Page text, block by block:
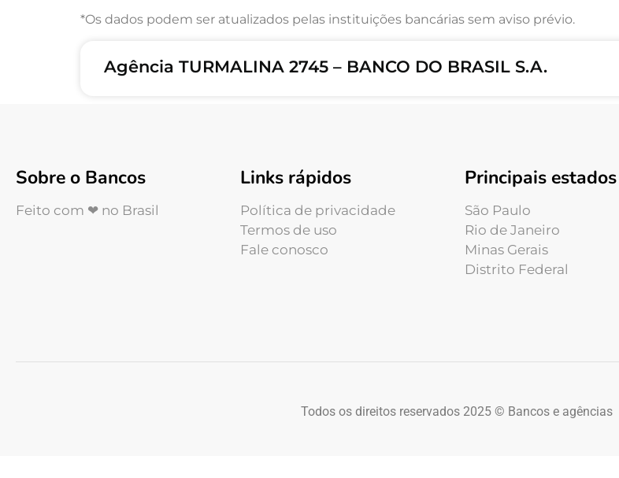
*Os dados podem ser atualizados pelas instituições bancárias sem aviso prévio.
Agência TURMALINA 2745 – BANCO DO BRASIL S.A.
Sobre o Bancos
Feito com ❤ no Brasil
Links rápidos
Política de privacidade
Termos de uso
Fale conosco
Principais estados
São Paulo
Rio de Janeiro
Minas Gerais
Distrito Federal
Todos os direitos reservados 2025 © Bancos e agências